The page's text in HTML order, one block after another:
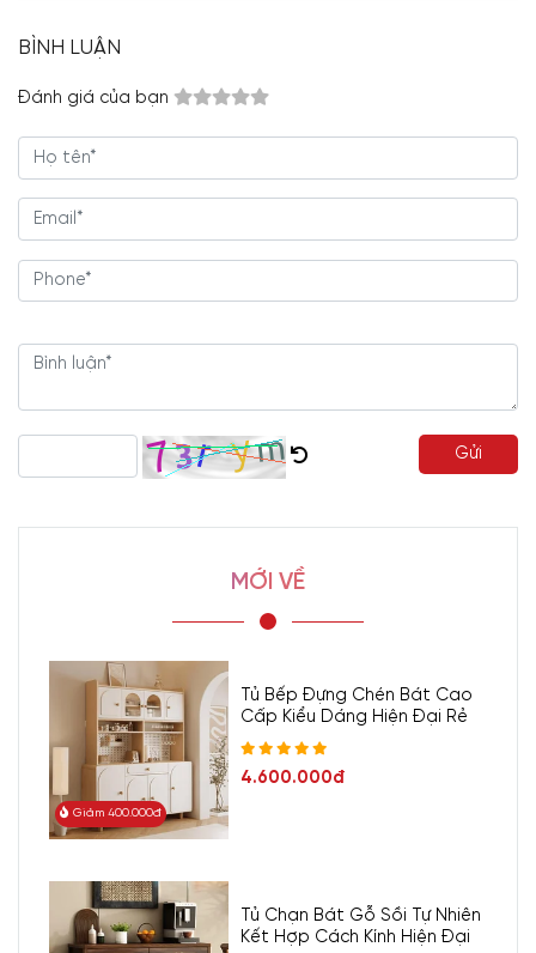
BÌNH LUẬN
Đánh giá của bạn
Gửi
MỚI VỀ
Giảm 400.000đ
Tủ Bếp Đựng Chén Bát Cao
Cấp Kiểu Dáng Hiện Đại Rẻ
4.600.000đ
Tủ Chạn Bát Gỗ Sồi Tự Nhiên
Kết Hợp Cách Kính Hiện Đại